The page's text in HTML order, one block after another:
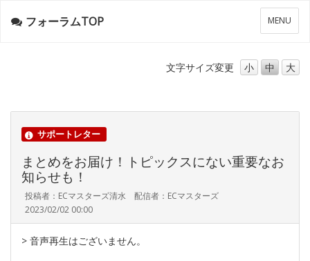
メ
ニ
ー
MENU
フォーラムTOP
文字サイズ変更 小 中 大
サポートレター
まとめをお届け！トピックスにない重要なお
知らせも！
投稿者：ECマスターズ清水 配信者：ECマスターズ
2023/02/02 00:00
> 音声再生はございません。